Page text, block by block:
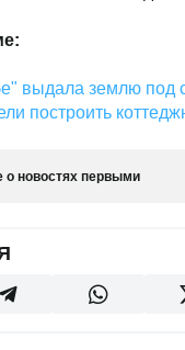
выдала землю под
построить
о новостях первыми